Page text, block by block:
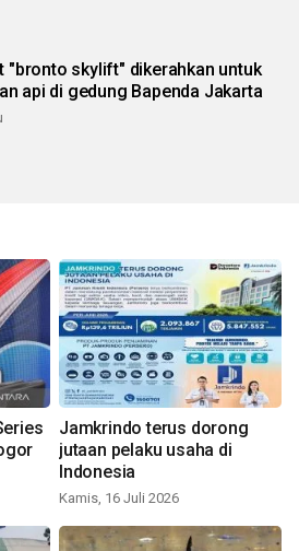
"bronto skylift" dikerahkan untuk
api di gedung Bapenda Jakarta
Jamkrindo terus dorong
jutaan pelaku usaha di
Indonesia
Kamis, 16 Juli 2026